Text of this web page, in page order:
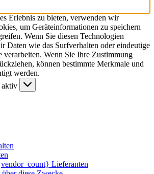
Erlebnis zu bieten, verwenden wir
um Geräteinformationen zu speichern
Wenn Sie diesen Technologien
Daten wie das Surfverhalten oder eindeutige
verarbeiten. Wenn Sie Ihre Zustimmung
können bestimmte Merkmale und
werden.
aktiv
Lieferanten